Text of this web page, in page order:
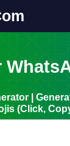
|
(Click,